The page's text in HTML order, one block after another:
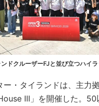
ドクルーザーFJと並び立つハイ
・タイランドは、主力
III」を開催した。